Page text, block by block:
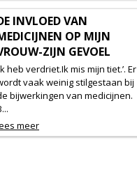
INVLOED VAN
OP MIJN
ZIJN GEVOEL
heb verdriet.Ik mis mijn tiet.’. Er
vaak weinig stilgestaan bij
bijwerkingen van medicijnen.
meer